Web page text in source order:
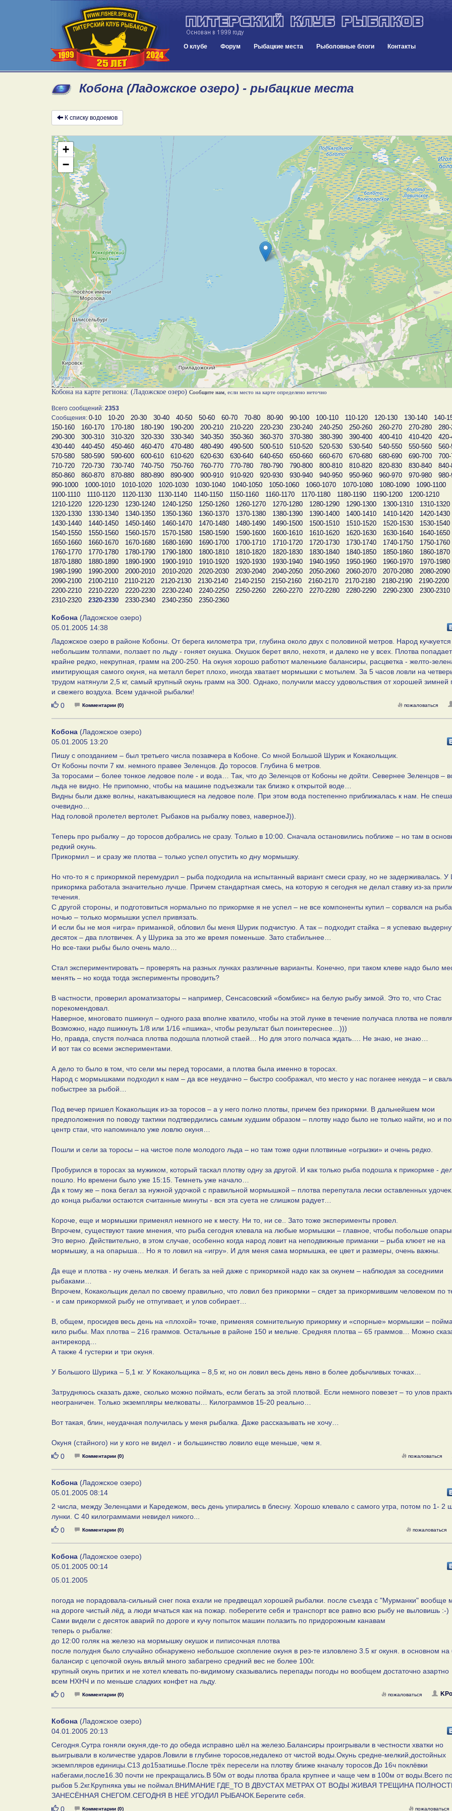
О клубе Форум Рыбацкие места Рыболовные блоги Контакты
Кобона (Ладожское озеро) - рыбацкие места
К списку водоемов
+
−
Кобона на карте региона: (Ладожское озеро) Сообщите нам , если место на карте определено неточно
Всего сообщений: 2353
Сообщения: 0-10 10-20 20-30 30-40 40-50 50-60 60-70 70-80 80-90 90-100 100-110 110-120 120-130 130-140
140-
150-160
160-170 170-180 180-190 190-200 200-210 210-220 220-230 230-240 240-250 250-260 260-270 270-280
290-300
300-310 310-320 320-330 330-340 340-350 350-360 360-370 370-380 380-390 390-400 400-410 410-420
430-440
440-450 450-460 460-470 470-480 480-490 490-500 500-510 510-520 520-530 530-540 540-550 550-560
570-580
580-590 590-600 600-610 610-620 620-630 630-640 640-650 650-660 660-670 670-680 680-690 690-700
710-720
720-730 730-740 740-750 750-760 760-770 770-780 780-790 790-800 800-810 810-820 820-830 830-840
850-860
860-870 870-880 880-890 890-900 900-910 910-920 920-930 930-940 940-950 950-960 960-970 970-980
990-1000
1000-1010 1010-1020 1020-1030 1030-1040 1040-1050 1050-1060 1060-1070 1070-1080 1080-1090
1090-1100
1100-1110
1110-1120 1120-1130 1130-1140 1140-1150 1150-1160 1160-1170 1170-1180 1180-1190 1190-1200
1200-1210
1210-1220
1220-1230 1230-1240 1240-1250 1250-1260 1260-1270 1270-1280 1280-1290 1290-1300 1300-1310
1310-1320
1320-1330
1330-1340 1340-1350 1350-1360 1360-1370 1370-1380 1380-1390 1390-1400 1400-1410 1410-1420
1420-1430
1430-1440
1440-1450 1450-1460 1460-1470 1470-1480 1480-1490 1490-1500 1500-1510 1510-1520 1520-1530
1530-1540
1540-1550
1550-1560 1560-1570 1570-1580 1580-1590 1590-1600 1600-1610 1610-1620 1620-1630 1630-1640
1640-1650
1650-1660
1660-1670 1670-1680 1680-1690 1690-1700 1700-1710 1710-1720 1720-1730 1730-1740 1740-1750
1750-1760
1760-1770
1770-1780 1780-1790 1790-1800 1800-1810 1810-1820 1820-1830 1830-1840 1840-1850 1850-1860
1860-1870
1870-1880
1880-1890 1890-1900 1900-1910 1910-1920 1920-1930 1930-1940 1940-1950 1950-1960 1960-1970
1970-1980
1980-1990
1990-2000 2000-2010 2010-2020 2020-2030 2030-2040 2040-2050 2050-2060 2060-2070 2070-2080
2080-2090
2090-2100
2100-2110 2110-2120 2120-2130 2130-2140 2140-2150 2150-2160 2160-2170 2170-2180 2180-2190
2190-2200
2200-2210
2210-2220 2220-2230 2230-2240 2240-2250 2250-2260 2260-2270 2270-2280 2280-2290 2290-2300
2300-2310
2310-2320
2320-2330 2330-2340 2340-2350 2350-2360
Кобона (Ладожское озеро)
05.01.2005 14:38
Ладожское озеро в районе Кобоны. От берега километра три, глубина около двух с половиной метров. Народ кучкуется
небольшим толпами, ползает по льду - гоняет окушка. Окушок берет вяло, нехотя, и далеко не у всех. Плотва
крайне редко, некрупная, грамм на 200-250. На окуня хорошо работют маленькие балансиры, расцветка - желто-
имитирующая самого окуня, на металл берет плохо, иногда хватает мормышки с мотылем. За 5 часов ловли на
трудом натянули 2,5 кг, самый крупный окунь грамм на 300. Однако, получили массу удовольствия от хорошей зимней
и свежего воздуха. Всем удачной рыбалки!
Нравится
0 Комментарии (0) пожаловаться
Кобона (Ладожское озеро)
05.01.2005 13:20
Пишу с опозданием – был третьего числа позавчера в Кобоне. Со мной Большой Шурик и Кокакольщик.
От Кобоны почти 7 км. немного правее Зеленцов. До торосов. Глубина 6 метров.
За торосами – более тонкое ледовое поле - и вода… Так, что до Зеленцов от Кобоны не дойти. Севернее Зеленцов –
льда не видно. Не припомню, чтобы на машине подъезжали так близко к открытой воде…
Видны были даже волны, накатывающиеся на ледовое поле. При этом вода постепенно приближалась к нам. Не
очевидно…
Над головой пролетел вертолет. Рыбаков на рыбалку повез, наверноеJ)).
Теперь про рыбалку – до торосов добрались не сразу. Только в 10:00. Сначала остановились поближе – но там в
редкий окунь.
Прикормил – и сразу же плотва – только успел опустить ко дну мормышку.
Но что-то я с прикормкой перемудрил – рыба подходила на испытанный вариант смеси сразу, но не задерживалась. У
прикормка работала значительно лучше. Причем стандартная смесь, на которую я сегодня не делал ставку из-за
течения.
С другой стороны, и подготовиться нормально по прикормке я не успел – не все компоненты купил – сорвался на
ночью – только мормышки успел привязать.
И если бы не моя «игра» приманкой, обловил бы меня Шурик подчистую. А так – подходит стайка – я успеваю
десяток – два плотвичек. А у Шурика за это же время поменьше. Зато стабильнее…
Но все-таки рыбы было очень мало…
Стал экспериментировать – проверять на разных лунках различные варианты. Конечно, при таком клеве надо было
менять – но когда тогда эксперименты проводить?
В частности, проверил ароматизаторы – например, Сенсасовский «бомбикс» на белую рыбу зимой. Это то, что Стас
порекомендовал.
Наверное, многовато пшикнул – одного раза вполне хватило, чтобы на этой лунке в течение получаса плотва не
Возможно, надо пшикнуть 1/8 или 1/16 «пшика», чтобы результат был поинтереснее…)))
Но, правда, спустя полчаса плотва подошла плотной стаей… Но для этого полчаса ждать…. Не знаю, не знаю…
И вот так со всеми экспериментами.
А дело то было в том, что сели мы перед торосами, а плотва была именно в торосах.
Народ с мормышками подходил к нам – да все неудачно – быстро соображал, что место у нас поганее некуда – и
побыстрее за рыбой…
Под вечер пришел Кокакольщик из-за торосов – а у него полно плотвы, причем без прикормки. В дальнейшем мои
предположения по поводу тактики подтвердились самым худшим образом – плотву надо было не только найти, но и
центр стаи, что напоминало уже ловлю окуня…
Пошли и сели за торосы – на чистое поле молодого льда – но там тоже одни плотвиные «огрызки» и очень редко.
Пробурился в торосах за мужиком, который таскал плотву одну за другой. И как только рыба подошла к прикормке -
пошло. Но времени было уже 15:15. Темнеть уже начало…
Да к тому же – пока бегал за нужной удочкой с правильной мормышкой – плотва перепутала лески оставленных
до конца рыбалки остаются считанные минуты - вся эта суета не слишком радует…
Короче, еще и мормышки применял немного не к месту. Ни то, ни се.. Зато тоже эксперименты провел.
Впрочем, существуют такие мнения, что рыба сегодня клевала на любые мормышки – главное, чтобы побольше
Это верно. Действительно, в этом случае, особенно когда народ ловит на неподвижные приманки – рыба клюет не на
мормышку, а на опарыша… Но я то ловил на «игру». И для меня сама мормышка, ее цвет и размеры, очень важны.
Да еще и плотва - ну очень мелкая. И бегать за ней даже с прикормкой надо как за окунем – наблюдая за соседними
рыбаками…
Впрочем, Кокакольщик делал по своему правильно, что ловил без прикормки – сядет за прикормившим человеком по
- и сам прикормкой рыбу не отпугивает, и улов собирает…
В, общем, просидев весь день на «плохой» точке, применяя сомнительную прикормку и «спорные» мормышки –
кило рыбы. Мах плотва – 216 граммов. Остальные в районе 150 и мельче. Средняя плотва – 65 граммов… Можно
антирекорд…
А также 4 густерки и три окуня.
У Большого Шурика – 5,1 кг. У Кокакольщика – 8,5 кг, но он ловил весь день явно в более добычливых точках…
Затрудняюсь сказать даже, сколько можно поймать, если бегать за этой плотвой. Если немного повезет – то улов
неограничен. Только экземпляры мелковаты… Килограммов 15-20 реально…
Вот такая, блин, неудачная получилась у меня рыбалка. Даже рассказывать не хочу…
Окуня (стайного) ни у кого не видел - и большинство ловило еще меньше, чем я.
Нравится
0 Комментарии (0) пожаловаться
Кобона (Ладожское озеро)
05.01.2005 08:14
2 числа, между Зеленцами и Каредежом, весь день упирались в блесну. Хорошо клевало с самого утра, потом по 1- 2
лунки. С 40 килограммами невидел никого...
Нравится
0 Комментарии (0) пожаловаться
Кобона (Ладожское озеро)
05.01.2005 00:14
05.01.2005
погода не порадовала-сильный снег пока ехали не предвещал хорошей рыбалки. после съезда с "Мурманки" вообще
на дороге чистый лёд, а люди мчаться как на пожар. поберегите себя и транспорт все равно всю рыбу не выловишь :-)
Сами видели с десяток аварий по дороге и кучу попыток машин полазить по придорожным канавам
теперь о рыбалке:
до 12:00 голяк на железо на мормышку окушок и пиписочная плотва
после полудня было случайно обнаружено небольшое скопление окуня в рез-те изловлено 3.5 кг окуня. в основном
балансир с цепочкой окунь вялый много забагрено средний вес не более 100г.
крупный окунь притих и не хотел клевать по-видимому сказывались перепады погоды но вообщем достаточно азартно
всем НХНЧ и по меньше сладких конфет на льду.
Нравится
0 Комментарии (0) пожаловаться
Кобона (Ладожское озеро)
04.01.2005 20:13
Сегодня.Сутра гоняли окуня,где-то до обеда исправно шёл на железо.Балансиры проигрывали в честности хватки но
выигрывали в количестве ударов.Ловили в глубине торосов,недалеко от чистой воды.Окунь средне-мелкий,достойных
экземпляров единицы.С13 до15затишье.После трёх пересели на плотву ближе кначалу торосов.До 16ч поклёвки
набегами,после16.30 почти не прекращались.В 50м от воды плотва брала крупнее и чаще чем в 100м от воды.Всего
рыбов 5.2кг.Крупняка увы не поймал.ВНИМАНИЕ ГДЕ_ТО В ДВУСТАХ МЕТРАХ ОТ ВОДЫ ЖИВАЯ ТРЕЩИНА
ЗАНЕСЁННАЯ СНЕГОМ.СЕГОДНЯ В НЕЁ УГОДИЛ РЫБАЧОК.Берегите себя.
Нравится
0 Комментарии (0) пожаловаться